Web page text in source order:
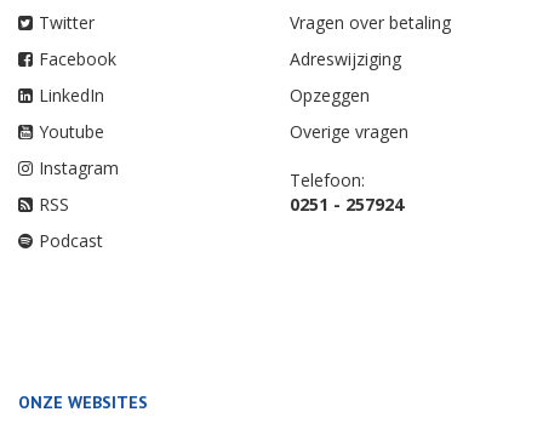
Twitter
Facebook
LinkedIn
Youtube
Instagram
RSS
Podcast
Vragen over betaling
Adreswijziging
Opzeggen
Overige vragen
Telefoon:
0251 - 257924
ONZE WEBSITES